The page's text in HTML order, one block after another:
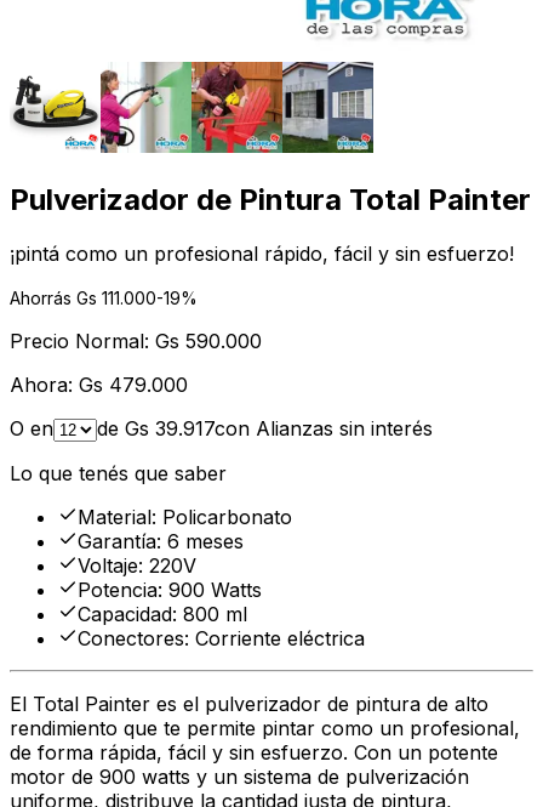
Pulverizador de Pintura Total Painter
¡pintá como un profesional rápido, fácil y sin esfuerzo!
Ahorrás Gs 111.000-19%
Precio Normal: Gs 590.000
Ahora: Gs 479.000
O en
de Gs 39.917con Alianzas sin interés
Lo que tenés que saber
Material: Policarbonato
Garantía: 6 meses
Voltaje: 220V
Potencia: 900 Watts
Capacidad: 800 ml
Conectores: Corriente eléctrica
El Total Painter es el pulverizador de pintura de alto
rendimiento que te permite pintar como un profesional,
de forma rápida, fácil y sin esfuerzo. Con un potente
motor de 900 watts y un sistema de pulverización
uniforme, distribuye la cantidad justa de pintura,